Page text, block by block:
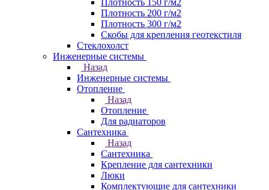
Плотность 150 г/м2
Плотность 200 г/м2
Плотность 300 г/м2
Скобы для крепления геотекстиля
Стеклохолст
Инженерные системы
Назад
Инженерные системы
Отопление
Назад
Отопление
Для радиаторов
Сантехника
Назад
Сантехника
Крепление для сантехники
Люки
Комплектующие для сантехники